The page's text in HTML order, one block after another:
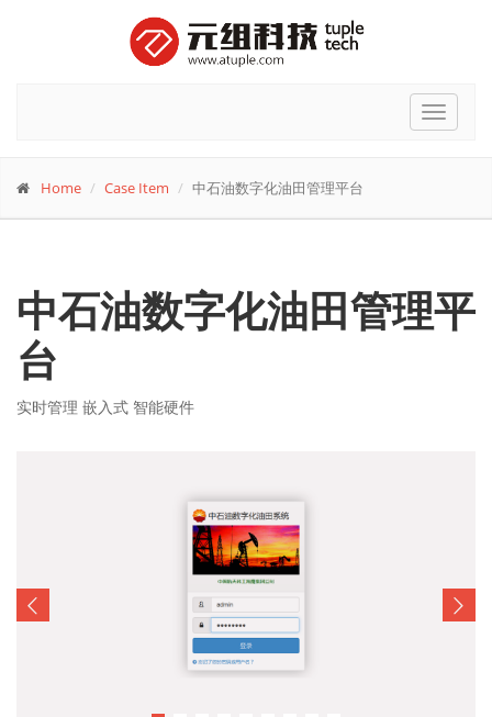
Toggle
Home Case Item 中石油数字化油田管理平台
中石油数字化油田管理平
台
实时管理 嵌入式 智能硬件